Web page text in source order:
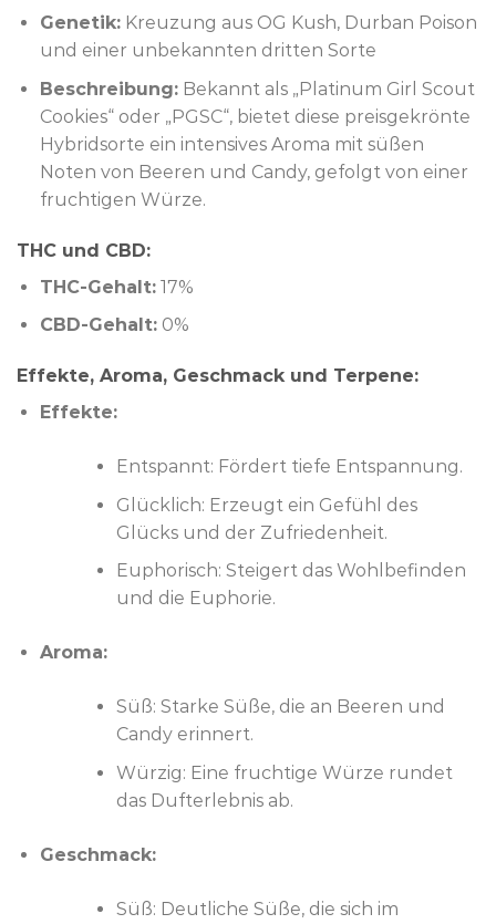
Genetik:Kreuzung aus OG Kush, Durban Poison
und einer unbekannten dritten Sorte
Beschreibung:Bekannt als „Platinum Girl Scout
Cookies“ oder „PGSC“, bietet diese preisgekrönte
Hybridsorte ein intensives Aroma mit süßen
Noten von Beeren und Candy, gefolgt von einer
fruchtigen Würze.
THC und CBD:
THC-Gehalt:17%
CBD-Gehalt:0%
Effekte, Aroma, Geschmack und Terpene:
Effekte:
Entspannt: Fördert tiefe Entspannung.
Glücklich: Erzeugt ein Gefühl des
Glücks und der Zufriedenheit.
Euphorisch: Steigert das Wohlbefinden
und die Euphorie.
Aroma:
Süß: Starke Süße, die an Beeren und
Candy erinnert.
Würzig: Eine fruchtige Würze rundet
das Dufterlebnis ab.
Geschmack:
Süß: Deutliche Süße, die sich im